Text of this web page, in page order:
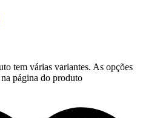
tem várias variantes. As opções
página do produto